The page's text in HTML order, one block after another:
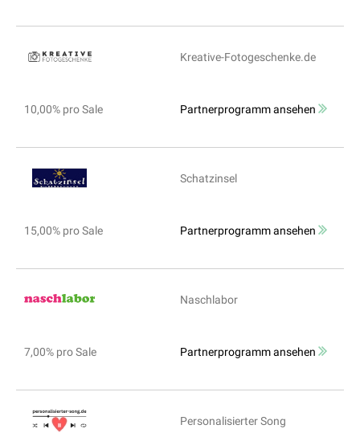
Kreative-Fotogeschenke.de
10,00% pro Sale Partnerprogramm ansehen
Schatzinsel
15,00% pro Sale Partnerprogramm ansehen
Naschlabor
7,00% pro Sale Partnerprogramm ansehen
Personalisierter Song